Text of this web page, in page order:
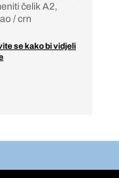
čelik A2,
/ crn
se kako bi vidjeli